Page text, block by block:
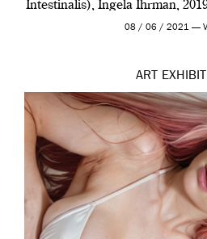
Intestinalis), Ingela Ihrman,
Madrid y la
08 / 06 / 2021 —
ART